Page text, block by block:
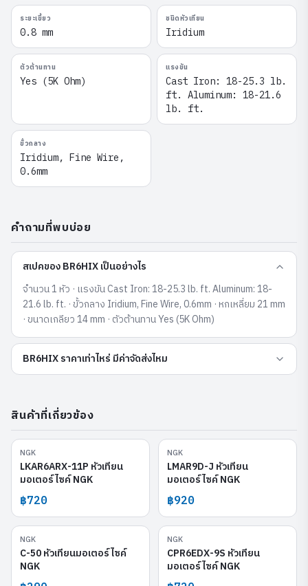
ระยะเขี้ยว
0.8 mm
ชนิดหัวเทียน
Iridium
ตัวต้านทาน
Yes (5K Ohm)
แรงขัน
Cast Iron: 18-25.3 lb.
ft. Aluminum: 18-21.6
lb. ft.
ขั้วกลาง
Iridium, Fine Wire,
0.6mm
คำถามที่พบบ่อย
สเปคของ BR6HIX เป็นอย่างไร
จำนวน 1 หัว · แรงขัน Cast Iron: 18-25.3 lb. ft. Aluminum: 18-
21.6 lb. ft. · ขั้วกลาง Iridium, Fine Wire, 0.6mm · หกเหลี่ยม 21 mm
· ขนาดเกลียว 14 mm · ตัวต้านทาน Yes (5K Ohm)
BR6HIX ราคาเท่าไหร่ มีค่าจัดส่งไหม
สินค้าที่เกี่ยวข้อง
NGK
LKAR6ARX-11P หัวเทียน
มอเตอร์ไซค์ NGK
฿720
NGK
LMAR9D-J หัวเทียน
มอเตอร์ไซค์ NGK
฿920
NGK
C-50 หัวเทียนมอเตอร์ไซค์
NGK
NGK
CPR6EDX-9S หัวเทียน
มอเตอร์ไซค์ NGK